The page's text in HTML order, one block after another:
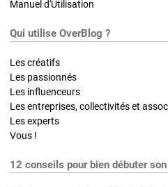
Manuel d'Utilisation
Qui utilise OverBlog ?
Les créatifs
Les passionnés
Les influenceurs
Les entreprises, collectivités et
Les experts
Vous !
12 conseils pour bien débuter